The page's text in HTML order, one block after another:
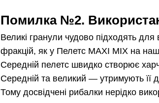
Помилка №2.
Великі гранули чудово підходять для
фракцій, як у Пелетс MAXI MIX на
Середній пелетс швидко створює
Середній та великий — утримують її
Тому досвідчені рибалки нерідко